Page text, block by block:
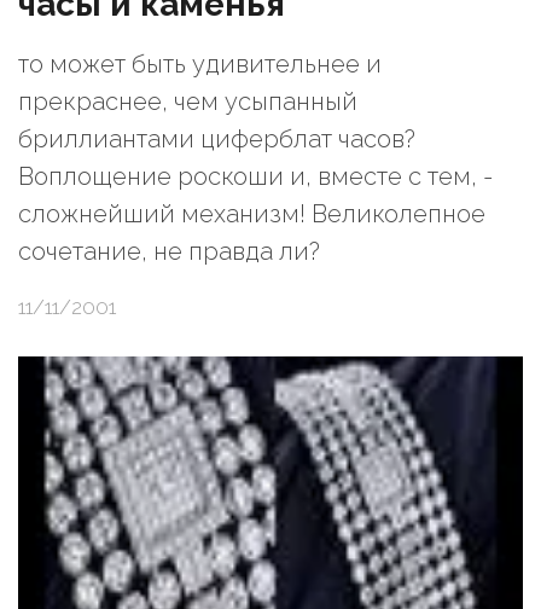
то может быть удивительнее и
прекраснее, чем усыпанный
бриллиантами циферблат часов?
Воплощение роскоши и, вместе с тем, -
сложнейший механизм! Великолепное
сочетание, не правда ли?
11/11/2001